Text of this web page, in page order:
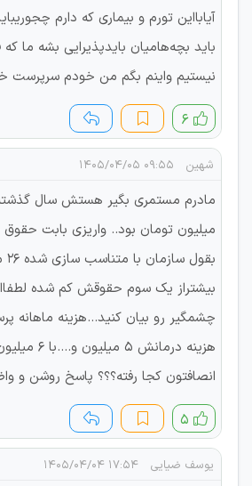
آیابااین تورم و بیماری که دارم
باید بچه‌هامیان بایدپذیرایی بشه ما
نیستیم واینم بگم من خودم سرپرست
۶
شهین ۰۹:۵۵ ۱۴۰۵/۰۴/۰۵
میلیون تومان بود.. واریزی بابت
بیشتراز یک سوم حقوقش کم شده
هزینه درمانش
انصافتون کجا رفته؟؟؟ پاسخ روشن و
۵
یوسف ضیایی ۱۷:۵۴ ۱۴۰۵/۰۴/۰۴